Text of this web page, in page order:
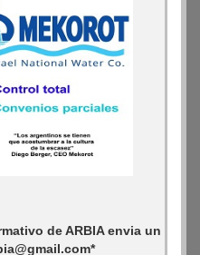
de ARBIA envia un